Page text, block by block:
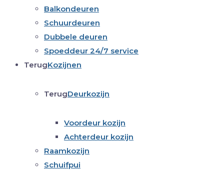
Balkondeuren
Schuurdeuren
Dubbele deuren
Spoeddeur 24/7 service
TerugKozijnen
TerugDeurkozijn
Voordeur kozijn
Achterdeur kozijn
Raamkozijn
Schuifpui